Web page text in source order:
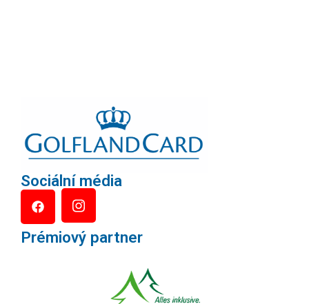
Sociální média
Prémiový partner